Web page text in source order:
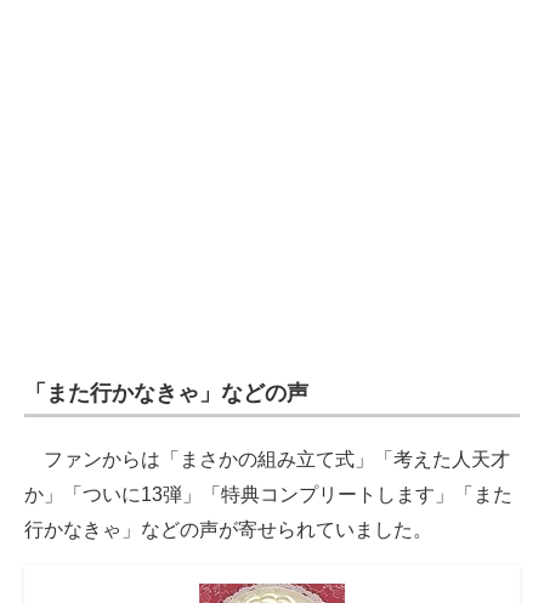
「また行かなきゃ」などの声
ファンからは「まさかの組み立て式」「考えた人天才
か」「ついに13弾」「特典コンプリートします」「また
行かなきゃ」などの声が寄せられていました。